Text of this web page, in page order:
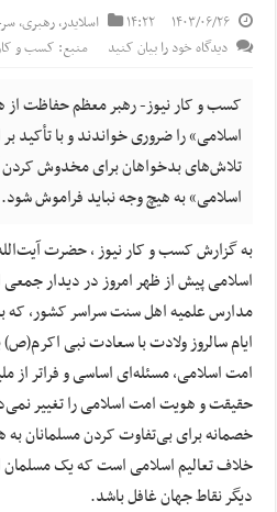
۱۴۰۳/۰۶/۲۶ ۱۴:۲۲ اسلایدر,رهبری,
دیدگاه خود را بیان کنید
منبع: کسب و
کسب و کار نیوز- رهبر معظم حفاظت
اسلامی» را ضروری خواندند و با
تلاش‌های بدخواهان برای مخدوش
اسلامی» به هیچ وجه نباید فراموش شود.
به گزارش کسب و کار نیوز ، حضرت
اسلامی پیش از ظهر امروز در دیدار جمعی
مدارس علمیه اهل سنت سراسر کشور، که
ایام سالروز ولادت با سعادت نبی
امت اسلامی، مسئله‌ای اساسی و فراتر از
حقیقت و هویت امت اسلامی را تغییر
خصمانه برای بی‌تفاوت کردن مسلمانان
خلاف تعالیم اسلامی است که یک مسلمان
دیگر نقاط جهان غافل باشد.